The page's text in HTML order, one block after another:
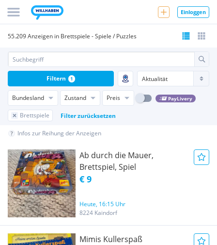
Einloggen
55.209 Anzeigen in Brettspiele - Spiele / Puzzles
Bundesland Zustand Preis PayLivery
Brettspiele Filter zurücksetzen
Filtern 1
Infos zur Reihung der Anzeigen
Ab durch die Mauer,
Brettspiel, Spiel
€ 9
Heute, 16:15 Uhr
8224 Kaindorf
Mimis Kullerspaß